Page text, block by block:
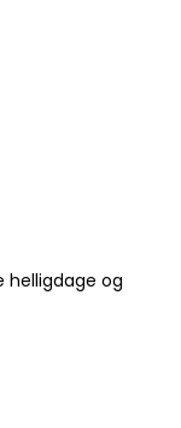
helligdage og